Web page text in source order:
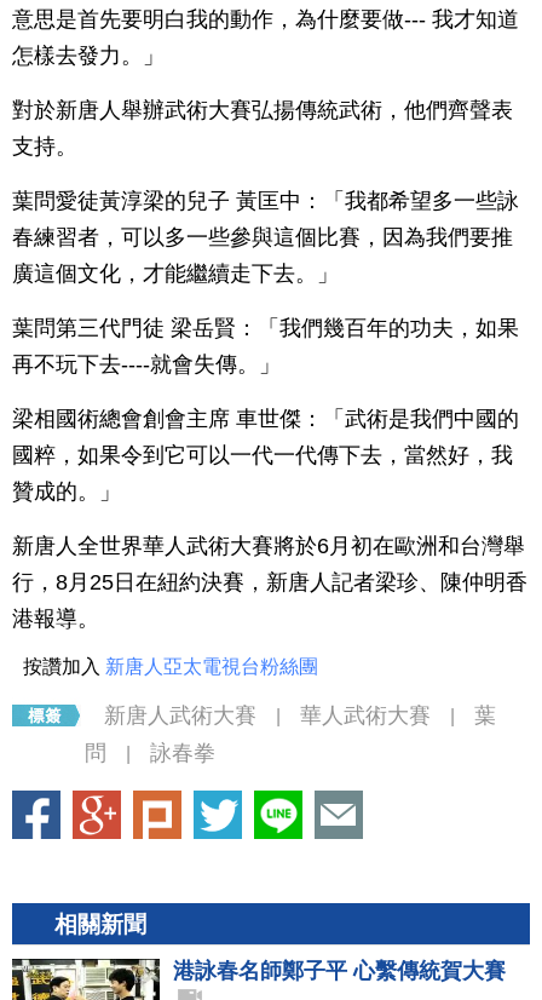
意思是首先要明白我的動作，為什麼要做--- 我才知道
怎樣去發力。」
對於新唐人舉辦武術大賽弘揚傳統武術，他們齊聲表
支持。
葉問愛徒黃淳梁的兒子 黃匡中：「我都希望多一些詠
春練習者，可以多一些參與這個比賽，因為我們要推
廣這個文化，才能繼續走下去。」
葉問第三代門徒 梁岳賢：「我們幾百年的功夫，如果
再不玩下去----就會失傳。」
梁相國術總會創會主席 車世傑：「武術是我們中國的
國粹，如果令到它可以一代一代傳下去，當然好，我
贊成的。」
新唐人全世界華人武術大賽將於6月初在歐洲和台灣舉
行，8月25日在紐約決賽，新唐人記者梁珍、陳仲明香
港報導。
按讚加入 新唐人亞太電視台粉絲團
新唐人武術大賽 華人武術大賽
葉
問
詠春拳
相關新聞
港詠春名師鄭子平 心繫傳統賀大賽